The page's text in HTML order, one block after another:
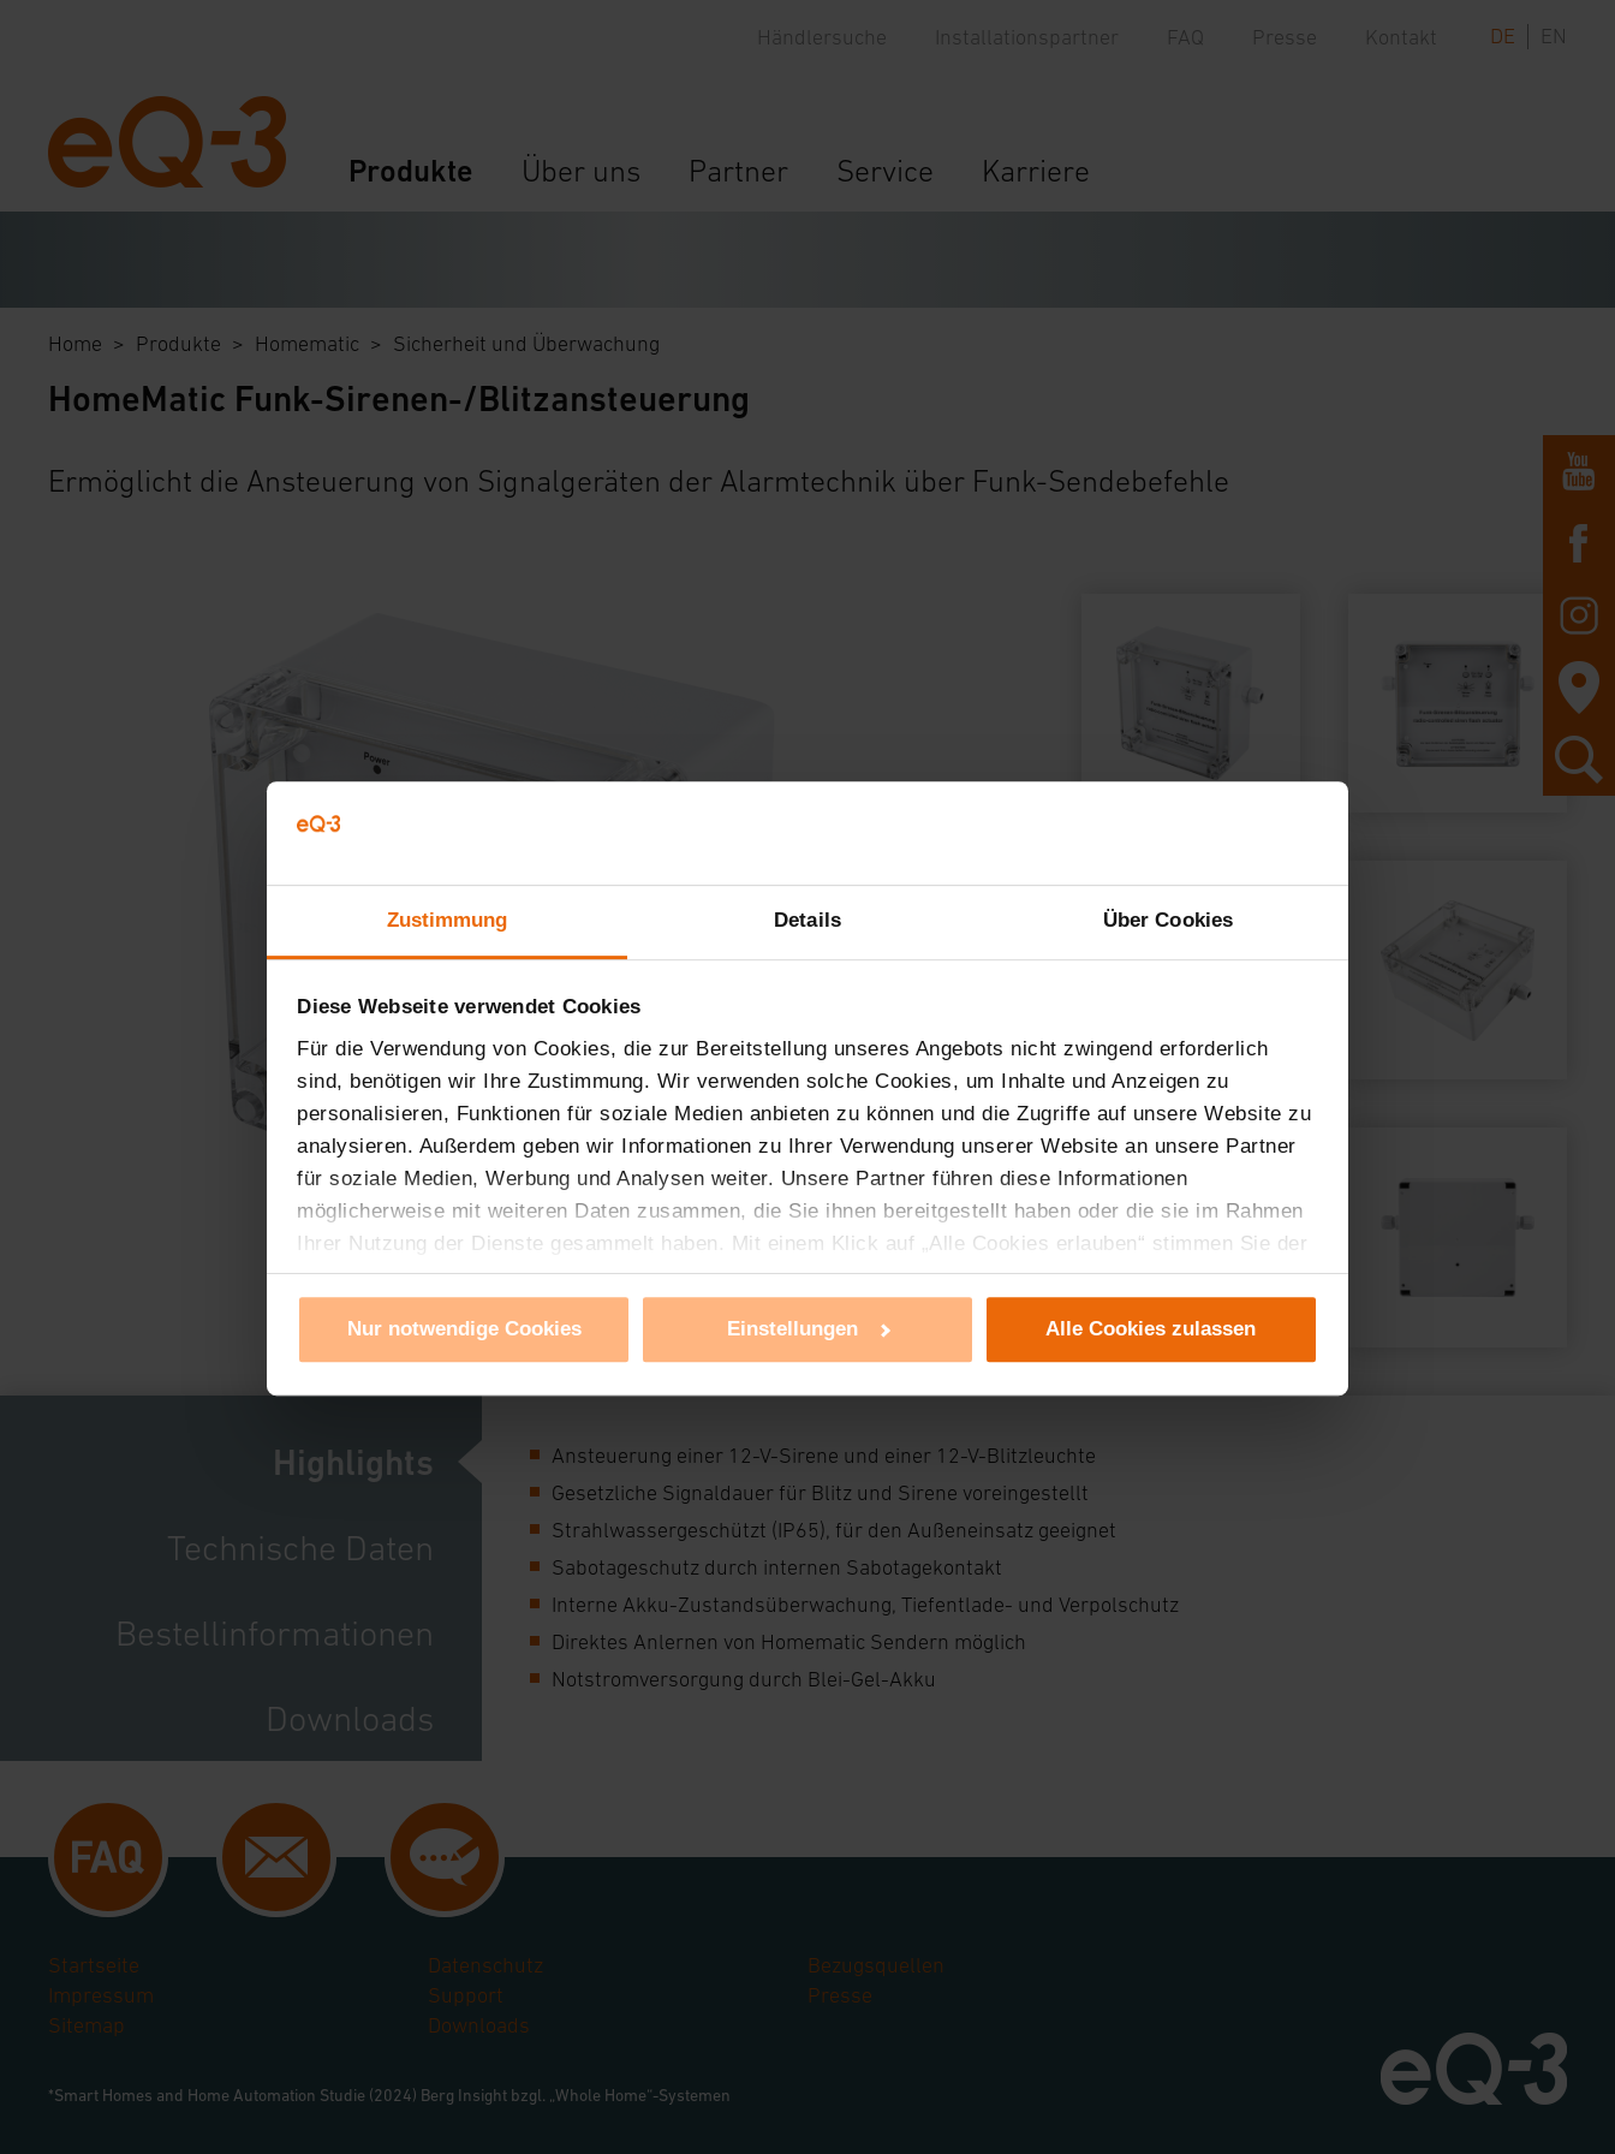
Zustimmung Details Über Cookies
Diese Webseite verwendet Cookies
Für die Verwendung von Cookies, die zur Bereitstellung unseres Angebots nicht zwingend erforderlich
sind, benötigen wir Ihre Zustimmung. Wir verwenden solche Cookies, um Inhalte und Anzeigen zu
personalisieren, Funktionen für soziale Medien anbieten zu können und die Zugriffe auf unsere Website zu
analysieren. Außerdem geben wir Informationen zu Ihrer Verwendung unserer Website an unsere Partner
für soziale Medien, Werbung und Analysen weiter. Unsere Partner führen diese Informationen
möglicherweise mit weiteren Daten zusammen, die Sie ihnen bereitgestellt haben oder die sie im Rahmen
Ihrer Nutzung der Dienste gesammelt haben. Mit einem Klick auf „Alle Cookies erlauben“ stimmen Sie der
Verwendung von Cookies für alle vorgenannten Zwecke zu. Eine detaillierte Auflistung der einzelnen
Sie können die Verwendung nicht notwendiger Cookies ablehnen oder ihr ganz oder teilweise zustimmen.
gespeichert werden und dieses Banner erneut angezeigt wird.
Datenschutzerklärung
Nur notwendige Cookies Einstellungen Alle Cookies zulassen
Navigation
Produkte Über uns Partner Service Karriere
Händlersuche Installationspartner FAQ Presse Kontakt DE EN
Home Produkte Homematic Sicherheit und Überwachung
HomeMatic Funk-Sirenen-/Blitzansteuerung
Ermöglicht die Ansteuerung von Signalgeräten der Alarmtechnik über Funk-Sendebefehle
Highlights
Technische Daten
Bestellinformationen
Downloads
Ansteuerung einer 12-V-Sirene und einer 12-V-Blitzleuchte
Gesetzliche Signaldauer für Blitz und Sirene voreingestellt
Strahlwassergeschützt (IP65), für den Außeneinsatz geeignet
Sabotageschutz durch internen Sabotagekontakt
Interne Akku-Zustandsüberwachung, Tiefentlade- und Verpolschutz
Direktes Anlernen von Homematic Sendern möglich
Notstromversorgung durch Blei-Gel-Akku
Startseite
Impressum
Sitemap
Datenschutz
Support
Downloads
Bezugsquellen
Presse
*Smart Homes and Home Automation Studie (2024) Berg Insight bzgl. „Whole Home“-Systemen